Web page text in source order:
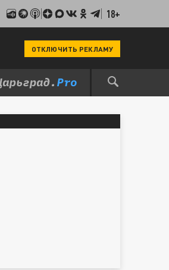
18+
ОТКЛЮЧИТЬ РЕКЛАМУ